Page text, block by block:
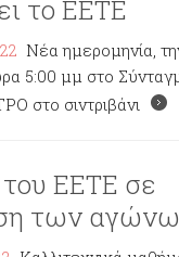
το ΕΕΤΕ
Νέα ημερομηνία,
5:00 μμ στο
στο σιντριβάνι
ΕΕΤΕ σε
των